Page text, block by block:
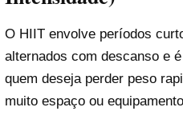
O HIIT envolve períodos
alternados com descanso e
quem deseja perder peso
muito espaço ou